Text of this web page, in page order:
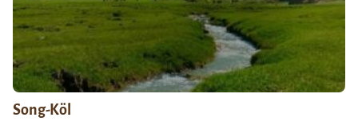
Song-Köl